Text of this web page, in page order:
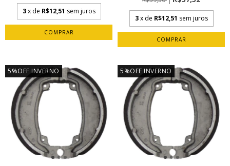
3 x de R$12,51 sem juros
3 x de R$12,51 sem juros
5%OFF INVERNO 5%OFF INVERNO